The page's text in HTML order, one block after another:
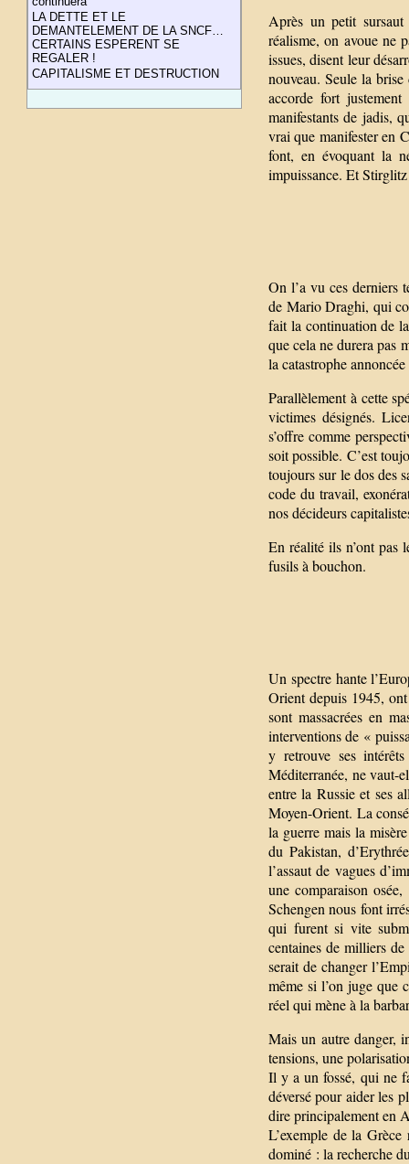
LA DETTE ET LE
DEMANTELEMENT DE LA SNCF…
CERTAINS ESPERENT SE
REGALER !
CAPITALISME ET DESTRUCTION
Après un petit sursaut
réalisme, on avoue ne
issues, disent leur
nouveau. Seule la
accorde fort
manifestants de jadis,
vrai que manifester en
font, en évoquant la
impuissance. Et
On l’a vu ces derniers
de Mario Draghi, qui
fait la continuation de
que cela ne durera pas
la catastrophe
Parallèlement à cette
victimes désignés.
s’offre comme
soit possible. C’est
toujours sur le dos des
code du travail,
nos décideurs
En réalité ils n’ont pas
fusils à bouchon.
Un spectre hante
Orient depuis 1945,
sont massacrées en
interventions de «
y retrouve ses
Méditerranée, ne vaut-
entre la Russie et ses
Moyen-Orient. La
la guerre mais la
du Pakistan,
l’assaut de vagues
une comparaison
Schengen nous font
qui furent si vite
centaines de milliers
serait de changer
même si l’on juge que
réel qui mène à la
Mais un autre danger,
tensions, une
Il y a un fossé, qui ne
déversé pour aider les
dire principalement en
L’exemple de la
dominé : la recherche